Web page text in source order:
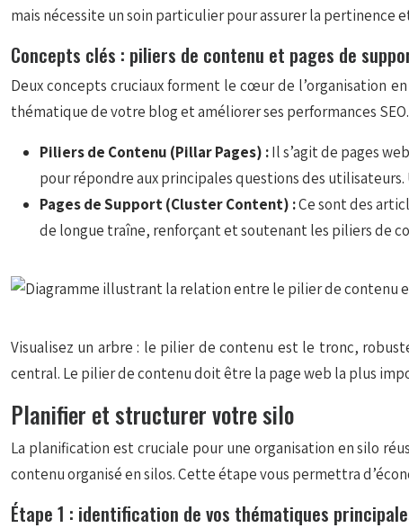
mais nécessite un soin particulier pour assurer la pertinence
Concepts clés : piliers de contenu et pages de
Deux concepts cruciaux forment le cœur de l’organisation
thématique de votre blog et améliorer ses performances SEO.
Piliers de Contenu (Pillar Pages) :Il s’agit de pages
pour répondre aux principales questions des
Pages de Support (Cluster Content) :Ce sont des
de longue traîne, renforçant et soutenant les piliers de
Visualisez un arbre : le pilier de contenu est le tronc,
central. Le pilier de contenu doit être la page web la plus
Planifier et structurer votre silo
La planification est cruciale pour une organisation en silo
contenu organisé en silos. Cette étape vous permettra
Étape 1 : identification de vos thématiques